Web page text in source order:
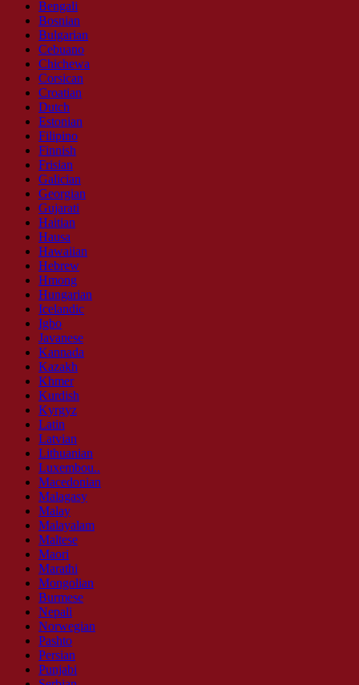
Bengali
Bosnian
Bulgarian
Cebuano
Chichewa
Corsican
Croatian
Dutch
Estonian
Filipino
Finnish
Frisian
Galician
Georgian
Gujarati
Haitian
Hausa
Hawaiian
Hebrew
Hmong
Hungarian
Icelandic
Igbo
Javanese
Kannada
Kazakh
Khmer
Kurdish
Kyrgyz
Latin
Latvian
Lithuanian
Luxembou..
Macedonian
Malagasy
Malay
Malayalam
Maltese
Maori
Marathi
Mongolian
Burmese
Nepali
Norwegian
Pashto
Persian
Punjabi